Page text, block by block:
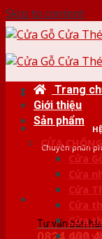
Skip to content
Chuyên phân
Tư vấn bán
Trang
Giới thiệu
Sản phẩm
CỬA
Cửa
Cửa
Cửa
Cửa
Cửa
Cửa